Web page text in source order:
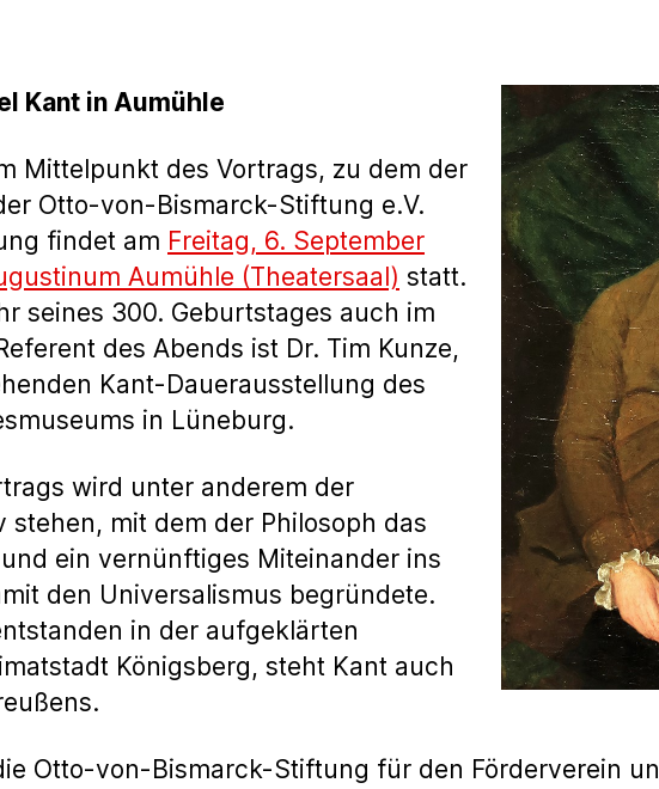
Kant in Aumühle
Mittelpunkt des Vortrags, zu dem der
Otto-von-Bismarck-Stiftung e.V.
findet am Freitag, 6. September
Aumühle (Theatersaal) statt.
seines 300. Geburtstages auch im
des Abends ist Dr. Tim Kunze,
Kant-Dauerausstellung des
in Lüneburg.
wird unter anderem der
stehen, mit dem der Philosoph das
ein vernünftiges Miteinander ins
den Universalismus begründete.
in der aufgeklärten
Königsberg, steht Kant auch
Otto-von-Bismarck-Stiftung für den Förderverein